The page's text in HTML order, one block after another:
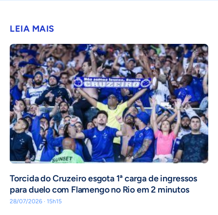
LEIA MAIS
Torcida do Cruzeiro esgota 1ª carga de ingressos
para duelo com Flamengo no Rio em 2 minutos
28/07/2026 · 15h15